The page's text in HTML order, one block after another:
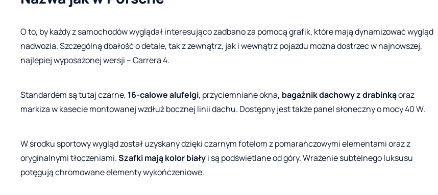
O to, by każdy z samochodów wyglądał interesująco zadbano za pomocą grafik, które mają dynamizować wygląd
nadwozia. Szczególną dbałość o detale, tak z zewnątrz, jak i wewnątrz pojazdu można dostrzec w najnowszej,
najlepiej wyposażonej wersji – Carrera 4.
Standardem są tutaj czarne, 16-calowe alufelgi, przyciemniane okna, bagażnik dachowy z drabinkąoraz
markiza w kasecie montowanej wzdłuż bocznej linii dachu. Dostępny jest także panel słoneczny o mocy 40 W.
W środku sportowy wygląd został uzyskany dzięki czarnym fotelom z pomarańczowymi elementami oraz z
oryginalnymi tłoczeniami.Szafki mają kolor białyi są podświetlane od góry. Wrażenie subtelnego luksusu
potęgują chromowane elementy wykończeniowe.